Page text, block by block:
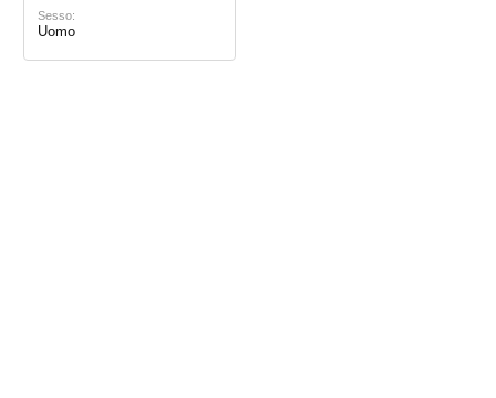
Sesso:
Uomo